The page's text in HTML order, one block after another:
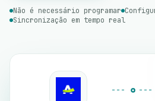
Não é necessário programar
Sincronização em tempo real